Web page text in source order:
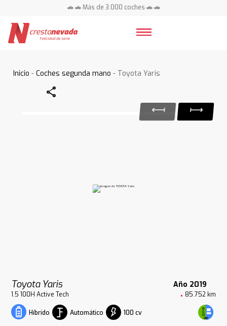
🚗 🚗 Más de 3.000 coches 🚗 🚗
Inicio -Coches segunda mano - Toyota Yaris
Share
Toyota Yaris Año 2019
1.5 100H Active Tech 85.752 km
Híbrido Automático 100 cv